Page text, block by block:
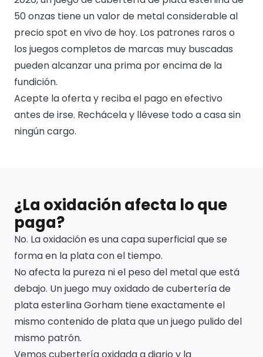
50 onzas tiene un valor de metal considerable al
precio spot en vivo de hoy. Los patrones raros o
los juegos completos de marcas muy buscadas
pueden alcanzar una prima por encima de la
fundición.
Acepte la oferta y reciba el pago en efectivo
antes de irse. Rechácela y llévese todo a casa sin
ningún cargo.
¿La oxidación afecta lo que
paga?
No. La oxidación es una capa superficial que se
forma en la plata con el tiempo.
No afecta la pureza ni el peso del metal que está
debajo. Un juego muy oxidado de cubertería de
plata esterlina Gorham tiene exactamente el
mismo contenido de plata que un juego pulido del
mismo patrón.
Vemos cubertería oxidada a diario y la